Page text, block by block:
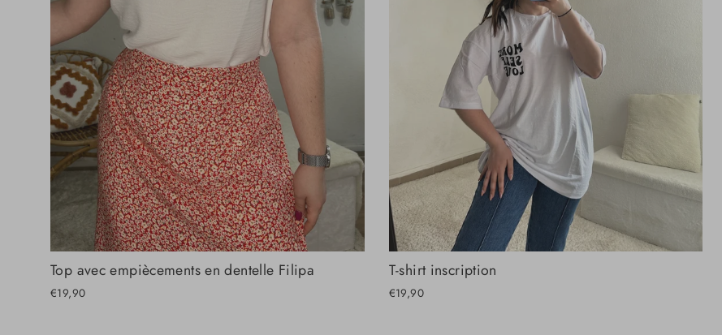
Top avec empiècements en dentelle Filipa
€19,90
T-shirt inscription
€19,90